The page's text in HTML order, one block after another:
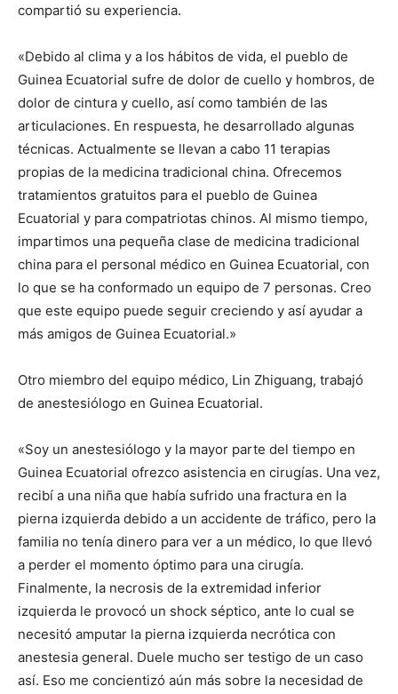
compartió su experiencia.
«Debido al clima y a los hábitos de vida, el pueblo de
Guinea Ecuatorial sufre de dolor de cuello y hombros, de
dolor de cintura y cuello, así como también de las
articulaciones. En respuesta, he desarrollado algunas
técnicas. Actualmente se llevan a cabo 11 terapias
propias de la medicina tradicional china. Ofrecemos
tratamientos gratuitos para el pueblo de Guinea
Ecuatorial y para compatriotas chinos. Al mismo tiempo,
impartimos una pequeña clase de medicina tradicional
china para el personal médico en Guinea Ecuatorial, con
lo que se ha conformado un equipo de 7 personas. Creo
que este equipo puede seguir creciendo y así ayudar a
más amigos de Guinea Ecuatorial.»
Otro miembro del equipo médico, Lin Zhiguang, trabajó
de anestesiólogo en Guinea Ecuatorial.
«Soy un anestesiólogo y la mayor parte del tiempo en
Guinea Ecuatorial ofrezco asistencia en cirugías. Una vez,
recibí a una niña que había sufrido una fractura en la
pierna izquierda debido a un accidente de tráfico, pero la
familia no tenía dinero para ver a un médico, lo que llevó
a perder el momento óptimo para una cirugía.
Finalmente, la necrosis de la extremidad inferior
izquierda le provocó un shock séptico, ante lo cual se
necesitó amputar la pierna izquierda necrótica con
anestesia general. Duele mucho ser testigo de un caso
así. Eso me concientizó aún más sobre la necesidad de